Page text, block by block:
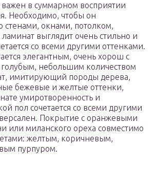
важен в суммарном восприятии
Необходимо, чтобы он
стенами, окнами, потолком,
выглядит очень стильно и
со всеми другими оттенками.
элегантным, очень хорош с
небольшим количеством
имитирующий породы дерева,
бежевые и желтые оттенки,
умиротворенность и
пол сочетается со всеми другими
Покрытие с оранжевыми
или миланского ореха совместимо
желтым, коричневым,
пурпуром.